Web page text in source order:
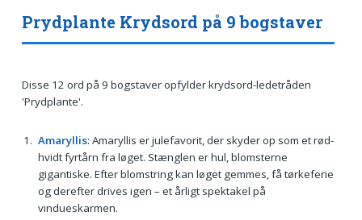
Prydplante Krydsord på 9 bogstaver
Disse 12 ord på 9 bogstaver opfylder krydsord-ledetråden
'Prydplante'.
Amaryllis: Amaryllis er julefavorit, der skyder op som et rød-
hvidt fyrtårn fra løget. Stænglen er hul, blomsterne
gigantiske. Efter blomstring kan løget gemmes, få tørkeferie
og derefter drives igen – et årligt spektakel på
vindueskarmen.